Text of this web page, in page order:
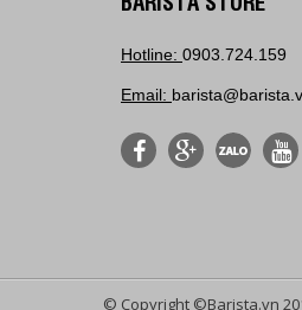
Hotline: 0903.724.159
Email:
© Copyright ©Barista.vn